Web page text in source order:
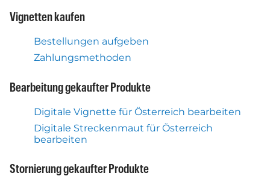
Vignetten kaufen
Bestellungen aufgeben
Zahlungsmethoden
Bearbeitung gekaufter Produkte
Digitale Vignette für Österreich bearbeiten
Digitale Streckenmaut für Österreich
bearbeiten
Stornierung gekaufter Produkte